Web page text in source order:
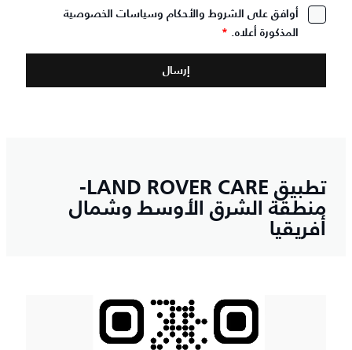
أوافق على الشروط والأحكام وسياسات الخصوصية
المذكورة أعلاه. *
تطبيق LAND ROVER CARE-
منطقة الشرق الأوسط وشمال
أفريقيا